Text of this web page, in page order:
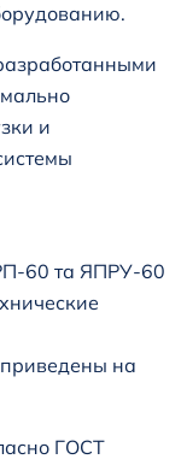
и
60 та ЯПРУ-60
на
ГОСТ